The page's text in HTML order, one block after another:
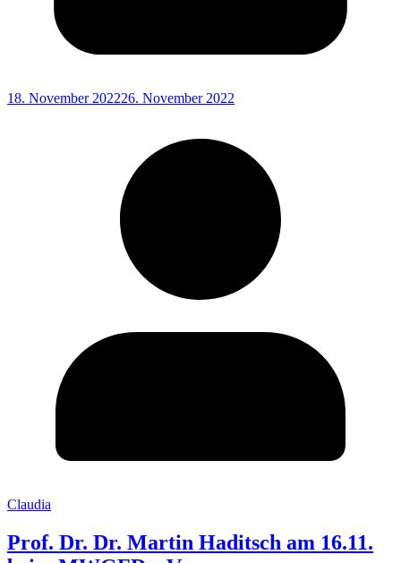
18. November 202226. November 2022
Claudia
Prof. Dr. Dr. Martin Haditsch am 16.11.